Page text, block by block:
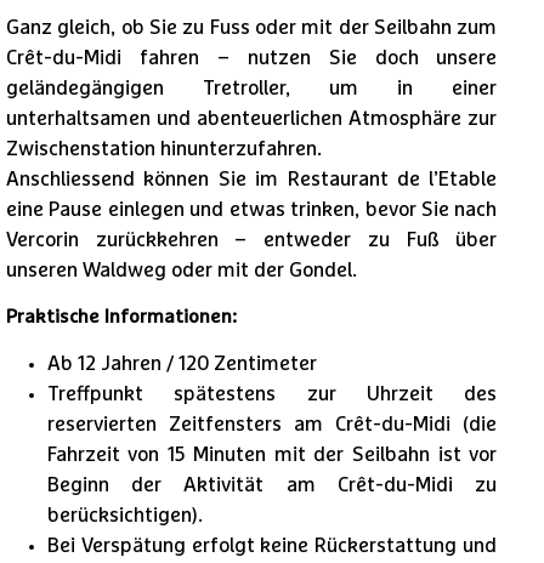
Ganz gleich, ob Sie zu Fuss oder mit der Seilbahn zum
Crêt-du-Midi fahren – nutzen Sie doch unsere
geländegängigen Tretroller, um in einer
unterhaltsamen und abenteuerlichen Atmosphäre zur
Zwischenstation hinunterzufahren.
Anschliessend können Sie im Restaurant de l’Etable
eine Pause einlegen und etwas trinken, bevor Sie nach
Vercorin zurückkehren – entweder zu Fuß über
unseren Waldweg oder mit der Gondel.
Praktische Informationen:
Ab 12 Jahren / 120 Zentimeter
Treffpunkt spätestens zur Uhrzeit des
reservierten Zeitfensters am Crêt-du-Midi (die
Fahrzeit von 15 Minuten mit der Seilbahn ist vor
Beginn der Aktivität am Crêt-du-Midi zu
berücksichtigen).
Bei Verspätung erfolgt keine Rückerstattung und